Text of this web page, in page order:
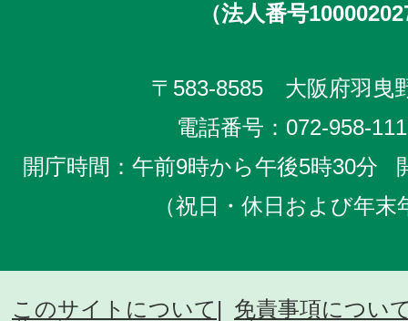
（法人番号
〒583-8585 大阪府羽曳
電話番号： 072-958-
開庁時間：午前9時から午後5時30分
（祝日・休日および年
このサイトについて
免責事項につい